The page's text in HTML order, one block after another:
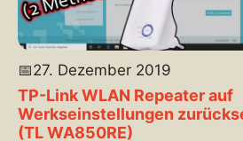
📅27. Dezember 2019
TP-Link WLAN Repeater auf
Werkseinstellungen
(TL WA850RE)